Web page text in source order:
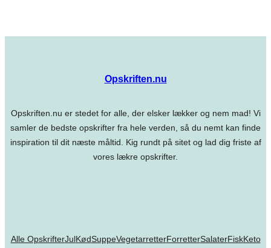
Opskriften.nu
Opskriften.nu er stedet for alle, der elsker lækker og nem mad! Vi
samler de bedste opskrifter fra hele verden, så du nemt kan finde
inspiration til dit næste måltid. Kig rundt på sitet og lad dig friste af
vores lækre opskrifter.
Alle OpskrifterJulKødSuppeVegetarretterForretterSalaterFiskKeto